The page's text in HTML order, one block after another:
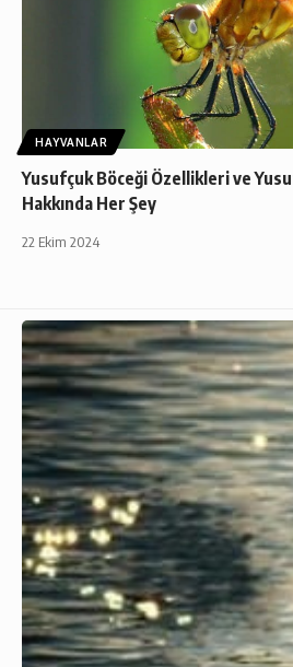
HAYVANLAR
Yusufçuk Böceği Özellikleri ve
Hakkında Her Şey
22 Ekim 2024